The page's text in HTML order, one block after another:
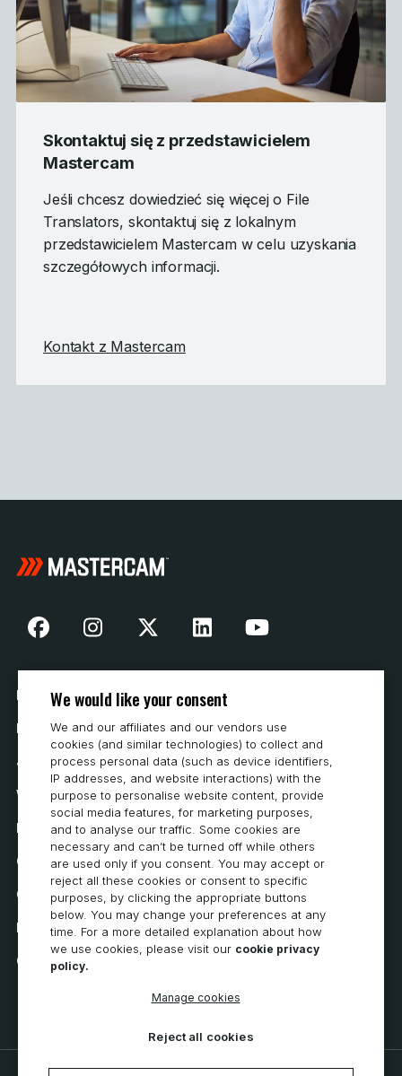
Skontaktuj się z przedstawicielem
Mastercam
Jeśli chcesz dowiedzieć się więcej o File
Translators, skontaktuj się z lokalnym
przedstawicielem Mastercam w celu uzyskania
szczegółowych informacji.
Kontakt z Mastercam
Nasza historia
Kontakt
Jak kupować
Wymagania systemowe
Prywatność
Oświadczenie o ochronie prywatności
Oświadczenie o dostępności
Polityka dotycząca plików cookie
Cookie Preferences
We would like your consent
We and our affiliates and our vendors use
cookies (and similar technologies) to collect and
process personal data (such as device identifiers,
IP addresses, and website interactions) with the
purpose to personalise website content, provide
social media features, for marketing purposes,
and to analyse our traffic. Some cookies are
necessary and can’t be turned off while others
are used only if you consent. You may accept or
reject all these cookies or consent to specific
purposes, by clicking the appropriate buttons
below. You may change your preferences at any
time. For a more detailed explanation about how
we use cookies, please visit our cookie privacy
policy.
Manage cookies
Reject all cookies